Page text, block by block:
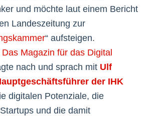
und möchte laut einem Bericht
Landeszeitung zur
“ aufsteigen.
Magazin für das Digital
nach und sprach mit Ulf
der IHK
digitalen Potenziale, die
und die damit